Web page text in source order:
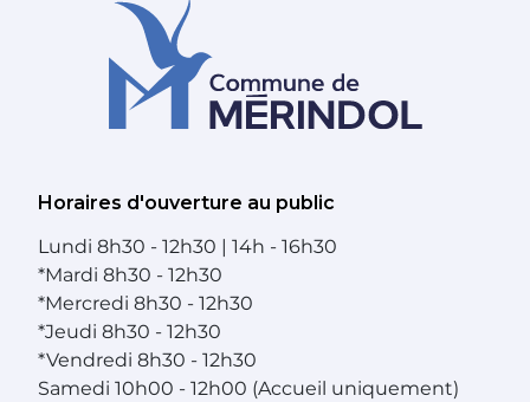
Horaires d'ouverture au public
Lundi 8h30 - 12h30 | 14h - 16h30
*Mardi 8h30 - 12h30
*Mercredi 8h30 - 12h30
*Jeudi 8h30 - 12h30
*Vendredi 8h30 - 12h30
Samedi 10h00 - 12h00 (Accueil uniquement)